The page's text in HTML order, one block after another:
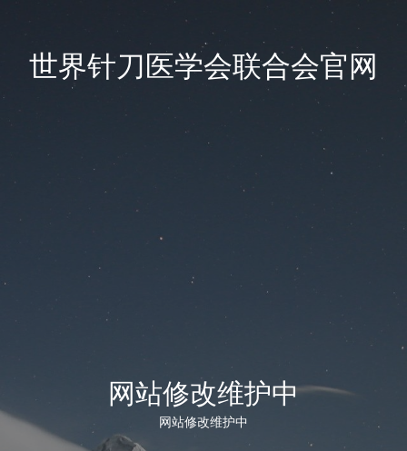
世界针刀医学会联合会官网
网站修改维护中
网站修改维护中